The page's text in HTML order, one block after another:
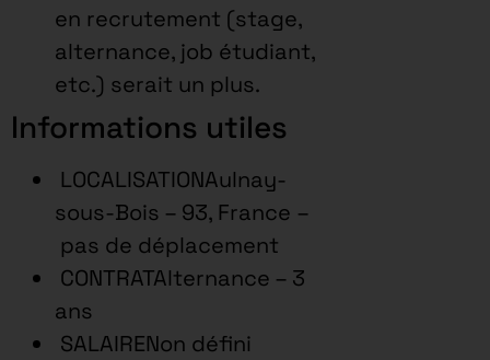
en recrutement (stage,
alternance, job étudiant,
etc.) serait un plus.
Informations utiles
LOCALISATIONAulnay-
sous-Bois – 93, France –
pas de déplacement
CONTRATAlternance – 3
ans
SALAIRENon défini